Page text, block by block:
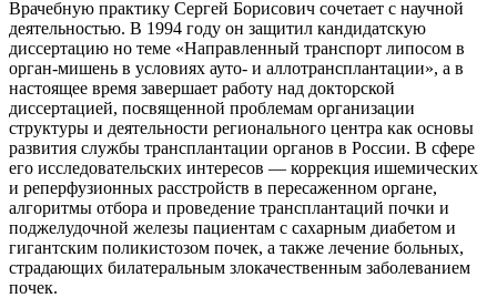
Врачебную практику Сергей Борисович сочетает с научной
деятельностью. В 1994 году он защитил кандидатскую
диссертацию но теме «Направленный транспорт липосом в
орган-мишень в условиях ауто- и аллотрансплантации», а в
настоящее время завершает работу над докторской
диссертацией, посвященной проблемам организации
структуры и деятельности регионального центра как основы
развития службы трансплантации органов в России. В сфере
его исследовательских интересов — коррекция ишемических
и реперфузионных расстройств в пересаженном органе,
алгоритмы отбора и проведение трансплантаций почки и
поджелудочной железы пациентам с сахарным диабетом и
гигантским поликистозом почек, а также лечение больных,
страдающих билатеральным злокачественным заболеванием
почек.